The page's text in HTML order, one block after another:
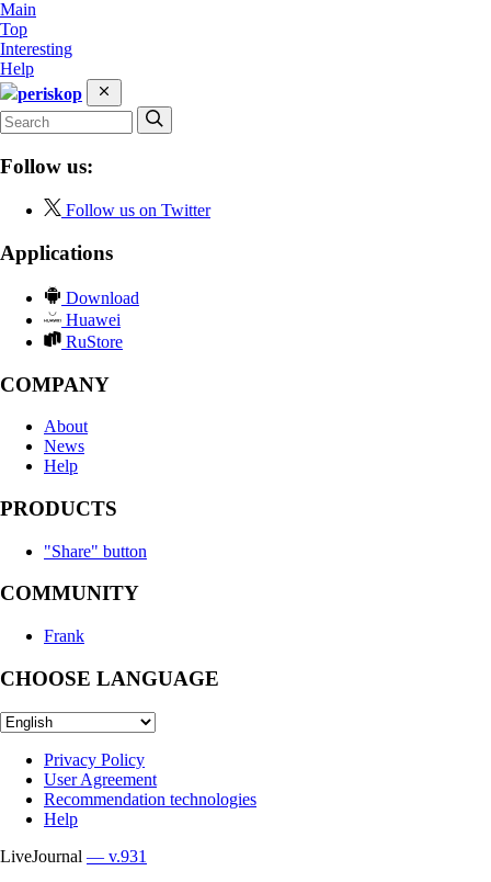
Main
Top
Interesting
Help
periskop
Follow us:
Follow us on Twitter
Applications
Download
Huawei
RuStore
COMPANY
About
News
Help
PRODUCTS
"Share" button
COMMUNITY
Frank
CHOOSE LANGUAGE
Privacy Policy
User Agreement
Recommendation technologies
Help
LiveJournal — v.931